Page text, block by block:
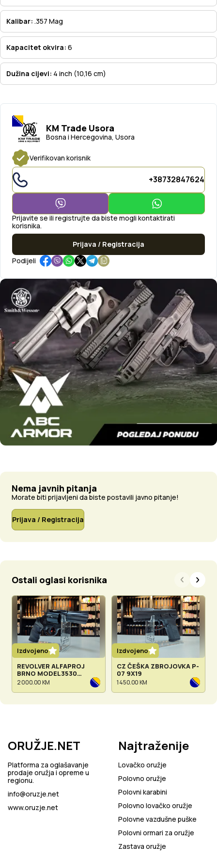
KM Trade Usora
Bosna i Hercegovina, Usora
Verifikovan korisnik
+38732847624
Prijavite se ili registrujte da biste mogli kontaktirati
korisnika.
Prijava / Registracija
Podijeli
Kalibar: .357 Mag
Kapacitet okvira: 6
Dužina cijevi: 4 inch (10,16 cm)
Nema javnih pitanja
Morate biti prijavljeni da biste postavili javno pitanje!
Prijava / Registracija
Ostali oglasi korisnika
Izdvojeno
REVOLVER ALFAPROJ
BRNO MODEL3530
CAL.357 MAG
2 000.00 KM
Izdvojeno
CZ ČEŠKA ZBROJOVKA P-
07 9X19
1 450.00 KM
ORUŽJE.NET
Platforma za oglašavanje
prodaje oružja i opreme u
regionu.
info@oruzje.net
www.oruzje.net
Najtraženije
Lovačko oružje
Polovno oružje
Polovni karabini
Polovno lovačko oružje
Polovne vazdušne puške
Polovni ormari za oružje
Zastava oružje